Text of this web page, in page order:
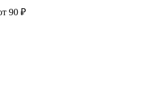
90 ₽